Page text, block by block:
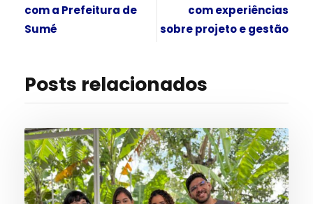
com a Prefeitura de
Sumé
com experiências
sobre projeto e gestão
Posts relacionados